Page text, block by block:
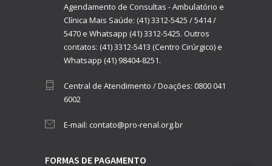
Agendamento de Consultas - Ambulatório e
Clínica Mais Saúde: (41) 3312-5425 /5414/
5470 e Whatsapp (41) 3312-5425. Outros
contatos: (41) 3312-5413 (Centro Cirúrgico) e
Whatsapp (41) 98404-8251.
Central de Atendimento / Doações: 0800 041
6002
E-mail: contato@pro-renal.org.br
FORMAS DE PAGAMENTO